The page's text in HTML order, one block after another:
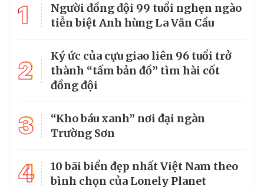
1
Người đồng đội 99 tuổi nghẹn ngào
tiễn biệt Anh hùng La Văn Cầu
2
Ký ức của cựu giao liên 96 tuổi trở
thành “tấm bản đồ” tìm hài cốt
đồng đội
3
“Kho báu xanh” nơi đại ngàn
Trường Sơn
4
10 bãi biển đẹp nhất Việt Nam theo
bình chọn của Lonely Planet